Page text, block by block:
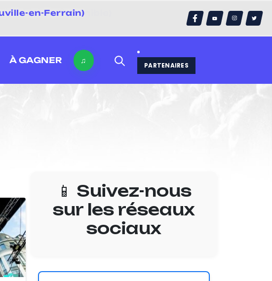
en-Ferrain)
À GAGNER ♫
PARTENAIRES
📱 Suivez-nous
sur les réseaux
sociaux